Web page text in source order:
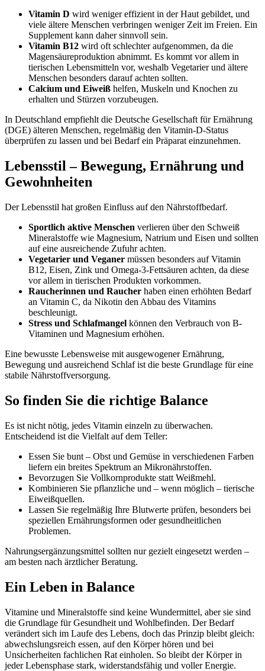
Vitamin D wird weniger effizient in der Haut gebildet, und
viele ältere Menschen verbringen weniger Zeit im Freien. Ein
Supplement kann daher sinnvoll sein.
Vitamin B12 wird oft schlechter aufgenommen, da die
Magensäureproduktion abnimmt. Es kommt vor allem in
tierischen Lebensmitteln vor, weshalb Vegetarier und ältere
Menschen besonders darauf achten sollten.
Calcium und Eiweiß helfen, Muskeln und Knochen zu
erhalten und Stürzen vorzubeugen.
In Deutschland empfiehlt die Deutsche Gesellschaft für Ernährung
(DGE) älteren Menschen, regelmäßig den Vitamin-D-Status
überprüfen zu lassen und bei Bedarf ein Präparat einzunehmen.
Lebensstil – Bewegung, Ernährung und
Gewohnheiten
Der Lebensstil hat großen Einfluss auf den Nährstoffbedarf.
Sportlich aktive Menschen verlieren über den Schweiß
Mineralstoffe wie Magnesium, Natrium und Eisen und sollten
auf eine ausreichende Zufuhr achten.
Vegetarier und Veganer müssen besonders auf Vitamin
B12, Eisen, Zink und Omega-3-Fettsäuren achten, da diese
vor allem in tierischen Produkten vorkommen.
Raucherinnen und Raucher haben einen erhöhten Bedarf
an Vitamin C, da Nikotin den Abbau des Vitamins
beschleunigt.
Stress und Schlafmangel können den Verbrauch von B-
Vitaminen und Magnesium erhöhen.
Eine bewusste Lebensweise mit ausgewogener Ernährung,
Bewegung und ausreichend Schlaf ist die beste Grundlage für eine
stabile Nährstoffversorgung.
So finden Sie die richtige Balance
Es ist nicht nötig, jedes Vitamin einzeln zu überwachen.
Entscheidend ist die Vielfalt auf dem Teller:
Essen Sie bunt – Obst und Gemüse in verschiedenen Farben
liefern ein breites Spektrum an Mikronährstoffen.
Bevorzugen Sie Vollkornprodukte statt Weißmehl.
Kombinieren Sie pflanzliche und – wenn möglich – tierische
Eiweißquellen.
Lassen Sie regelmäßig Ihre Blutwerte prüfen, besonders bei
speziellen Ernährungsformen oder gesundheitlichen
Problemen.
Nahrungsergänzungsmittel sollten nur gezielt eingesetzt werden –
am besten nach ärztlicher Beratung.
Ein Leben in Balance
Vitamine und Mineralstoffe sind keine Wundermittel, aber sie sind
die Grundlage für Gesundheit und Wohlbefinden. Der Bedarf
verändert sich im Laufe des Lebens, doch das Prinzip bleibt gleich:
abwechslungsreich essen, auf den Körper hören und bei
Unsicherheiten fachlichen Rat einholen. So bleibt der Körper in
jeder Lebensphase stark, widerstandsfähig und voller Energie.